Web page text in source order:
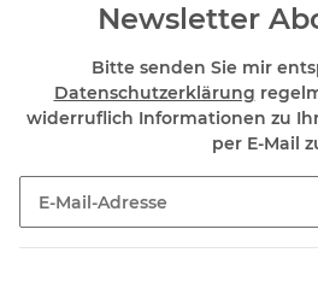
Newsletter
Bitte senden Sie mir
Datenschutzerklärung
widerruflich Informationen zu
per E-Mail